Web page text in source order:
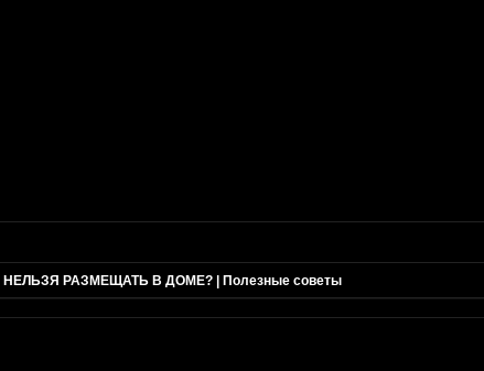
РАЗМЕЩАТЬ В ДОМЕ? | Полезные советы